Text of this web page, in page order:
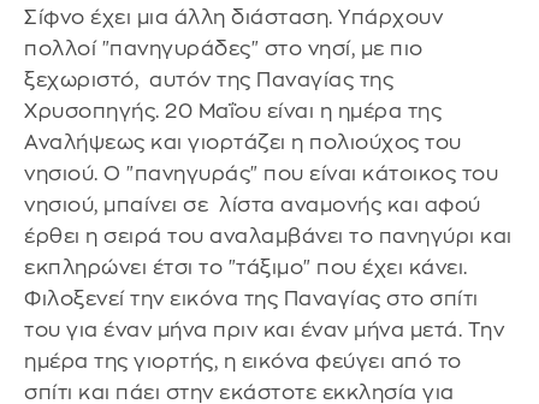
Σίφνο έχει μια άλλη διάσταση. Υπάρχουν
πολλοί "πανηγυράδες" στο νησί, με πιο
ξεχωριστό, αυτόν της Παναγίας της
Χρυσοπηγής. 20 Μαΐου είναι η ημέρα της
Αναλήψεως και γιορτάζει η πολιούχος του
νησιού. Ο "πανηγυράς" που είναι κάτοικος του
νησιού, μπαίνει σε λίστα αναμονής και αφού
έρθει η σειρά του αναλαμβάνει το πανηγύρι και
εκπληρώνει έτσι το "τάξιμο" που έχει κάνει.
Φιλοξενεί την εικόνα της Παναγίας στο σπίτι
του για έναν μήνα πριν και έναν μήνα μετά. Την
ημέρα της γιορτής, η εικόνα φεύγει από το
σπίτι και πάει στην εκάστοτε εκκλησία για